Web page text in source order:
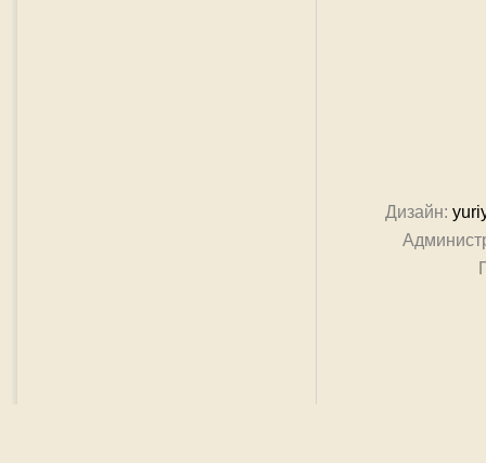
Дизайн: